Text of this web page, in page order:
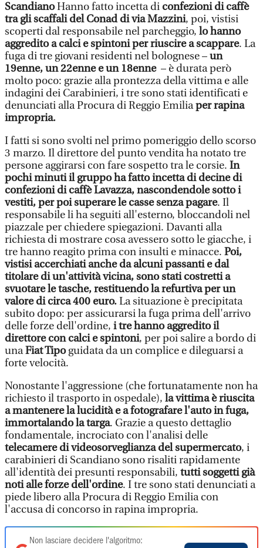
ScandianoHanno fatto incetta di confezioni di caffè
tra gli scaffali del Conad di via Mazzini, poi, vistisi
scoperti dal responsabile nel parcheggio, lo hanno
aggredito a calci e spintoni per riuscire a scappare. La
fuga di tre giovani residenti nel bolognese –un
19enne, un 22enne e un 18enne– è durata però
molto poco: grazie alla prontezza della vittima e alle
indagini dei Carabinieri, i tre sono stati identificati e
denunciati alla Procura di Reggio Emiliaper rapina
impropria.
I fatti si sono svolti nel primo pomeriggio dello scorso
3 marzo. Il direttore del punto vendita ha notato tre
persone aggirarsi con fare sospetto tra le corsie. In
pochi minuti il gruppo ha fatto incetta di decine di
confezioni di caffè Lavazza, nascondendole sotto i
vestiti, per poi superare le casse senza pagare. Il
responsabile li ha seguiti all'esterno, bloccandoli nel
piazzale per chiedere spiegazioni. Davanti alla
richiesta di mostrare cosa avessero sotto le giacche, i
tre hanno reagito prima con insulti e minacce. Poi,
vistisi accerchiati anche da alcuni passanti e dal
titolare di un'attività vicina, sono stati costretti a
svuotare le tasche, restituendo la refurtiva per un
valore di circa 400 euro.La situazione è precipitata
subito dopo: per assicurarsi la fuga prima dell'arrivo
delle forze dell'ordine, i tre hanno aggredito il
direttore con calci e spintoni, per poi salire a bordo di
unaFiat Tipoguidata da un complice e dileguarsi a
forte velocità.
Nonostante l'aggressione (che fortunatamente non ha
richiesto il trasporto in ospedale), la vittima è riuscita
a mantenere la lucidità e a fotografare l'auto in fuga,
immortalando la targa. Grazie a questo dettaglio
fondamentale, incrociato con l'analisi delle
telecamere di videosorveglianza del supermercato, i
carabinieri di Scandiano sono risaliti rapidamente
all'identità dei presunti responsabili, tutti soggetti già
noti alle forze dell'ordine. I tre sono stati denunciati a
piede libero alla Procura di Reggio Emilia con
l'accusa di concorso in rapina impropria.
Non lasciare decidere l'algoritmo: